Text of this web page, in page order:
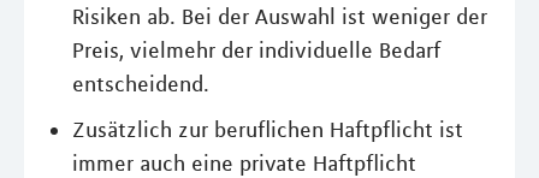
Risiken ab. Bei der Auswahl ist weniger der
Preis, vielmehr der individuelle Bedarf
entscheidend.
Zusätzlich zur beruflichen Haftpflicht ist
immer auch eine private Haftpflicht